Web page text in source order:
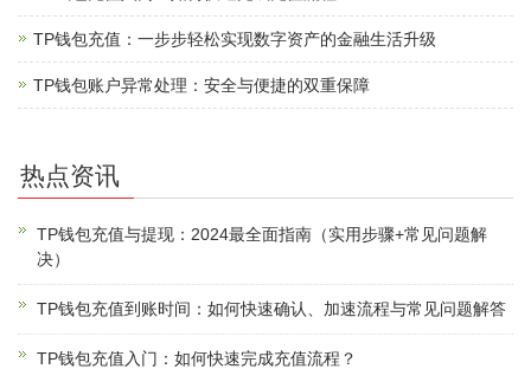
TP钱包充值：一步步轻松实现数字资产的金融生活升级
TP钱包账户异常处理：安全与便捷的双重保障
热点资讯
TP钱包充值与提现：2024最全面指南（实用步骤+常见问题解
决）
TP钱包充值到账时间：如何快速确认、加速流程与常见问题解答
TP钱包充值入门：如何快速完成充值流程？